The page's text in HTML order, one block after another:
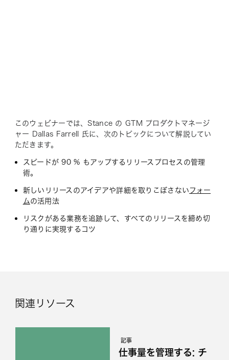
このウェビナーでは、Stance の GTM プロダクトマネージ
ャー Dallas Farrell 氏に、次のトピックについて解説してい
ただきます。
スピードが 90 % もアップするリリースプロセスの管理
術。
新しいリリースのアイデアや詳細を取りこぼさない フォー
ム の活用法
リスクがある業務を追跡して、すべてのリリースを締め切
り通りに実現するコツ
関連リソース
記事
仕事量を管理する: チ